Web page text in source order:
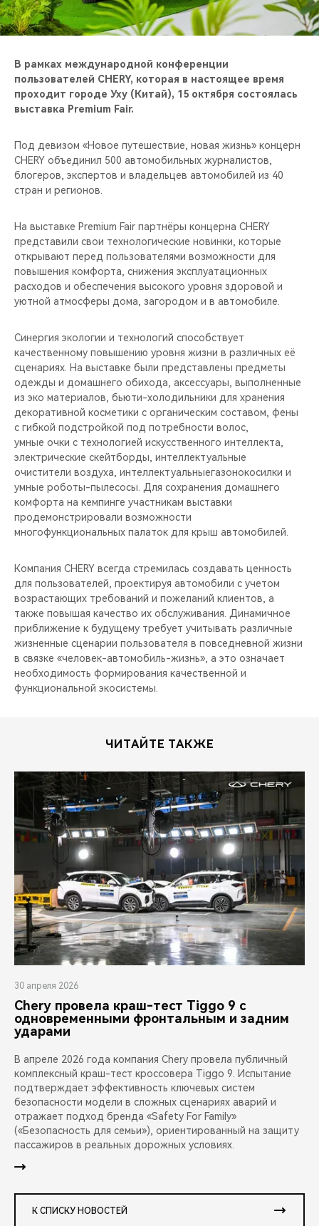
CHERY И СПОРТ
НАШИ МЕРОПРИЯТИЯ
ВИДЕООБЗОРЫ
CHERY ДЛЯ ДЕТЕЙ
В рамках международной конференции
пользователей CHERY, которая в настоящее время
проходит городе Уху (Китай), 15 октября состоялась
выставка Premium Fair.
Под девизом «Новое путешествие, новая жизнь» концерн
CHERY объединил 500 автомобильных журналистов,
блогеров, экспертов и владельцев автомобилей из 40
стран и регионов.
На выставке Premium Fair партнёры концерна CHERY
представили свои технологические новинки, которые
открывают перед пользователями возможности для
повышения комфорта, снижения эксплуатационных
расходов и обеспечения высокого уровня здоровой и
уютной атмосферы дома, загородом и в автомобиле.
Синергия экологии и технологий способствует
качественному повышению уровня жизни в различных её
сценариях. На выставке были представлены предметы
одежды и домашнего обихода, аксессуары, выполненные
из эко материалов, бьюти-холодильники для хранения
декоративной косметики с органическим составом, фены
с гибкой подстройкой под потребности волос,
умные очки с технологией искусственного интеллекта,
электрические скейтборды, интеллектуальные
очистители воздуха, интеллектуальныегазонокосилки и
умные роботы-пылесосы. Для сохранения домашнего
комфорта на кемпинге участникам выставки
продемонстрировали возможности
многофункциональных палаток для крыш автомобилей.
Компания CHERY всегда стремилась создавать ценность
для пользователей, проектируя автомобили с учетом
возрастающих требований и пожеланий клиентов, а
также повышая качество их обслуживания. Динамичное
приближение к будущему требует учитывать различные
жизненные сценарии пользователя в повседневной жизни
в связке «человек-автомобиль-жизнь», а это означает
необходимость формирования качественной и
функциональной экосистемы.
ЧИТАЙТЕ ТАКЖЕ
30 апреля 2026
Chery провела краш-тест Tiggo 9 с
одновременными фронтальным и задним
ударами
В апреле 2026 года компания Chery провела публичный
комплексный краш-тест кроссовера Tiggo 9. Испытание
подтверждает эффективность ключевых систем
безопасности модели в сложных сценариях аварий и
отражает подход бренда «Safety For Family»
(«Безопасность для семьи»), ориентированный на защиту
пассажиров в реальных дорожных условиях.
К СПИСКУ НОВОСТЕЙ